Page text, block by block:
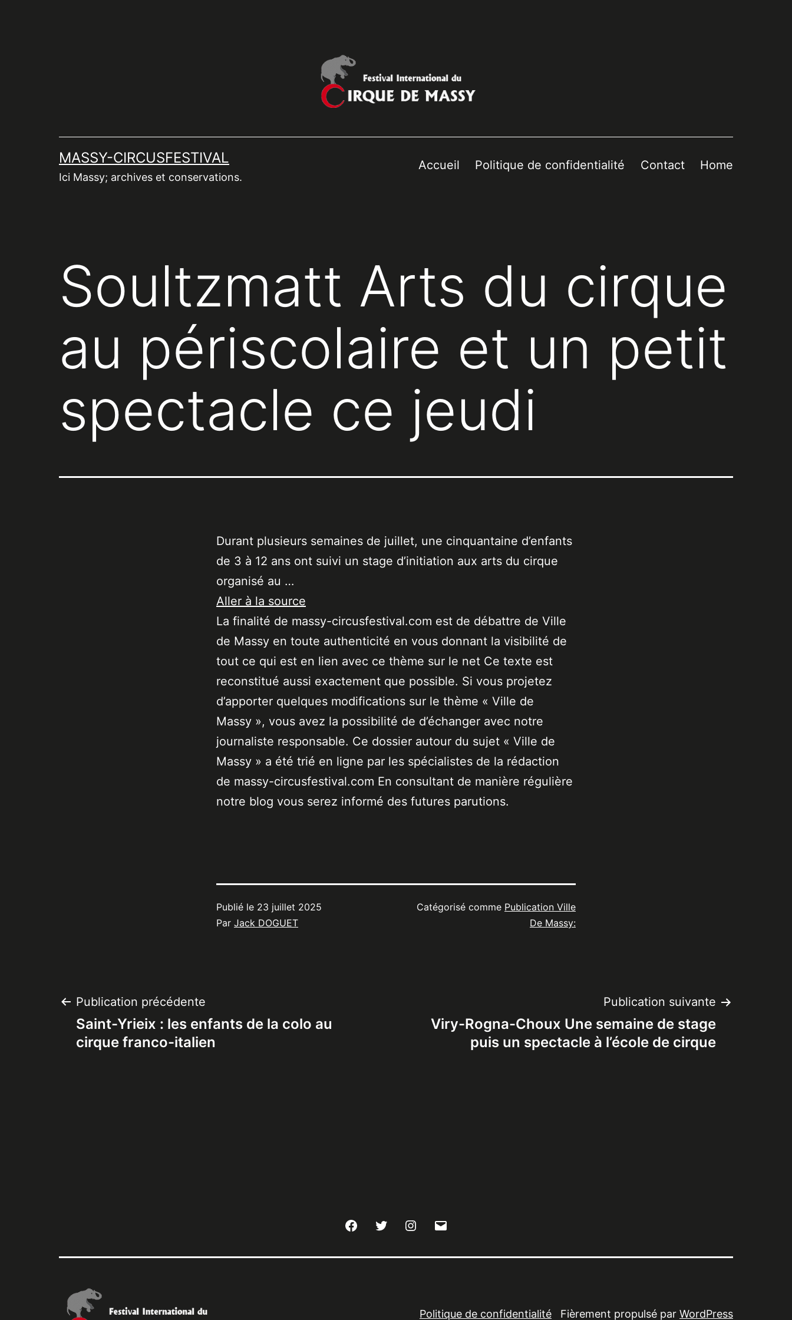
MASSY-CIRCUSFESTIVAL
Ici Massy; archives et conservations.
Accueil Politique de confidentialité Contact Home
Soultzmatt Arts du cirque
au périscolaire et un petit
spectacle ce jeudi
Durant plusieurs semaines de juillet, une cinquantaine d’enfants
de 3 à 12 ans ont suivi un stage d’initiation aux arts du cirque
organisé au …
Aller à la source
La finalité de massy-circusfestival.com est de débattre de Ville
de Massy en toute authenticité en vous donnant la visibilité de
tout ce qui est en lien avec ce thème sur le net Ce texte est
reconstitué aussi exactement que possible. Si vous projetez
d’apporter quelques modifications sur le thème « Ville de
Massy », vous avez la possibilité de d’échanger avec notre
journaliste responsable. Ce dossier autour du sujet « Ville de
Massy » a été trié en ligne par les spécialistes de la rédaction
de massy-circusfestival.com En consultant de manière régulière
notre blog vous serez informé des futures parutions.
Publié le 23 juillet 2025
Par Jack DOGUET
Catégorisé comme Publication Ville
De Massy:
Navigation
de
Publication précédente
Saint-Yrieix : les enfants de la colo au
cirque franco-italien
Publication suivante
Viry-Rogna-Choux Une semaine de stage
puis un spectacle à l’école de cirque
FacebookTwitter Instagram
Politique de confidentialité Fièrement propulsé par WordPress